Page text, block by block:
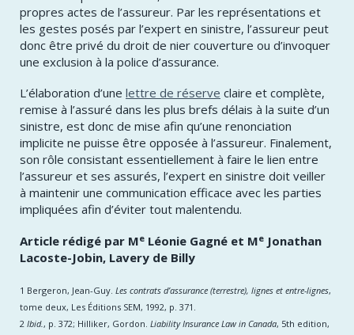
propres actes de l’assureur. Par les représentations et
les gestes posés par l’expert en sinistre, l’assureur peut
donc être privé du droit de nier couverture ou d’invoquer
une exclusion à la police d’assurance.
L’élaboration d’une lettre de réserve claire et complète,
remise à l’assuré dans les plus brefs délais à la suite d’un
sinistre, est donc de mise afin qu’une renonciation
implicite ne puisse être opposée à l’assureur. Finalement,
son rôle consistant essentiellement à faire le lien entre
l’assureur et ses assurés, l’expert en sinistre doit veiller
à maintenir une communication efficace avec les parties
impliquées afin d’éviter tout malentendu.
Article rédigé par Me Léonie Gagné et ​Me Jonathan
Lacoste-Jobin, Lavery de Billy
1 Bergeron, Jean-Guy. Les contrats d’assurance (terrestre), lignes et entre-lignes,
tome deux, Les Éditions SEM, 1992, p. 371.
2 Ibid. , p. 372; Hilliker, Gordon. Liability Insurance Law in Canada, 5th edition,